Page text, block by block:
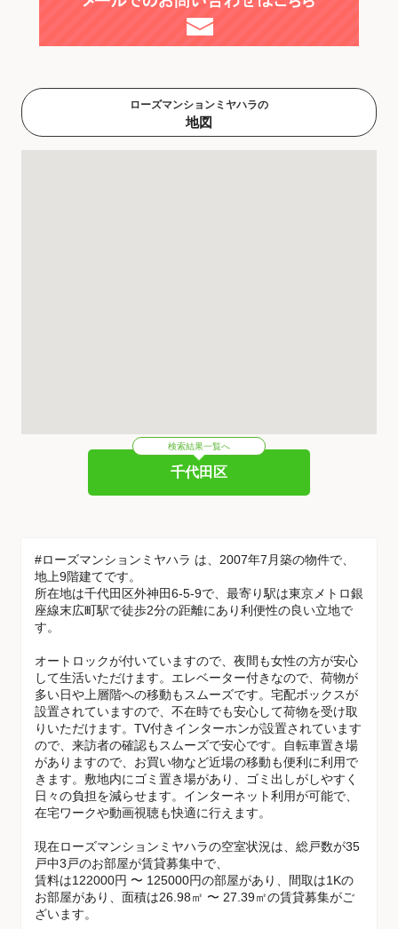
ローズマンションミヤハラの
地図
検索結果一覧へ
千代田区
#ローズマンションミヤハラ は、2007年7月築の物件で、
地上9階建てです。
所在地は千代田区外神田6-5-9で、最寄り駅は東京メトロ銀
座線末広町駅で徒歩2分の距離にあり利便性の良い立地で
す。
オートロックが付いていますので、夜間も女性の方が安心
して生活いただけます。エレベーター付きなので、荷物が
多い日や上層階への移動もスムーズです。宅配ボックスが
設置されていますので、不在時でも安心して荷物を受け取
りいただけます。TV付きインターホンが設置されています
ので、来訪者の確認もスムーズで安心です。自転車置き場
がありますので、お買い物など近場の移動も便利に利用で
きます。敷地内にゴミ置き場があり、ゴミ出しがしやすく
日々の負担を減らせます。インターネット利用が可能で、
在宅ワークや動画視聴も快適に行えます。
現在ローズマンションミヤハラの空室状況は、総戸数が35
戸中3戸のお部屋が賃貸募集中で、
賃料は122000円 〜 125000円の部屋があり、間取は1Kの
お部屋があり、面積は26.98㎡ 〜 27.39㎡の賃貸募集がご
ざいます。